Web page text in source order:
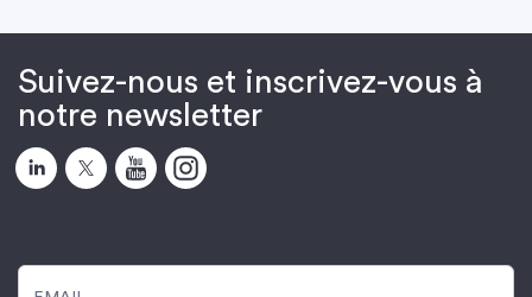
Suivez-nous et inscrivez-vous à
notre newsletter